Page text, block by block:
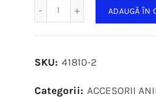
ADAUGĂ ÎN
SKU: 41810-2
Categorii: ACCESORII